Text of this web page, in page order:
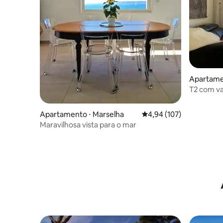
Apartamento ⋅ Marselha 4,94 de uma avaliação
4,94 (107)
Maravilhosa vista para o mar
T2 com